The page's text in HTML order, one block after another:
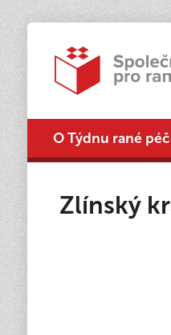
O Týdnu rané
Zlínský